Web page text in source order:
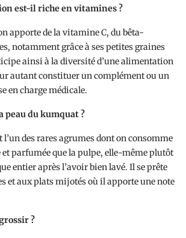
est-il riche en vitamines ?
apporte de la vitamine C, du bêta-
notamment grâce à ses petites graines
ainsi à la diversité d’une alimentation
autant constituer un complément ou un
en charge médicale.
peau du kumquat ?
des rares agrumes dont on consomme
et parfumée que la pulpe, elle-même plutôt
entier après l’avoir bien lavé. Il se prête
et aux plats mijotés où il apporte une note
?